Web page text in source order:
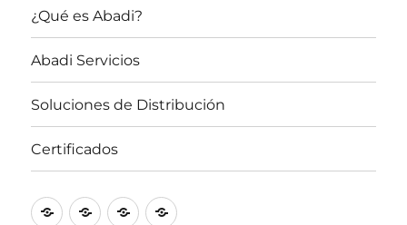
¿Qué es Abadi?
Abadi Servicios
Soluciones de Distribución
Certificados
¿Qué AbadiSolucionesCertificados